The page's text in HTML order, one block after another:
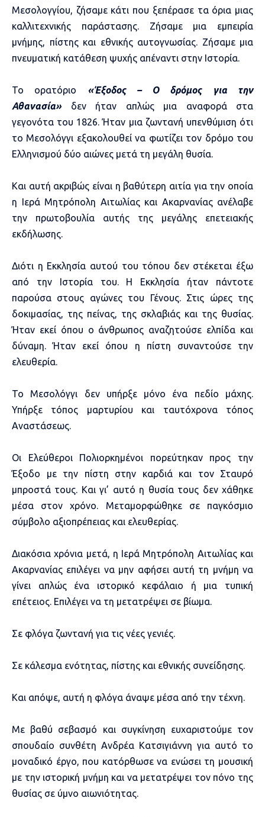
Μεσολογγίου, ζήσαμε κάτι που ξεπέρασε τα όρια μιας
καλλιτεχνικής παράστασης. Ζήσαμε μια εμπειρία
μνήμης, πίστης και εθνικής αυτογνωσίας. Ζήσαμε μια
πνευματική κατάθεση ψυχής απέναντι στην Ιστορία.
Το ορατόριο «Έξοδος – Ο δρόμος για την
Αθανασία»δεν ήταν απλώς μια αναφορά στα
γεγονότα του 1826. Ήταν μια ζωντανή υπενθύμιση ότι
το Μεσολόγγι εξακολουθεί να φωτίζει τον δρόμο του
Ελληνισμού δύο αιώνες μετά τη μεγάλη θυσία.
Και αυτή ακριβώς είναι η βαθύτερη αιτία για την οποία
η Ιερά Μητρόπολη Αιτωλίας και Ακαρνανίας ανέλαβε
την πρωτοβουλία αυτής της μεγάλης επετειακής
εκδήλωσης.
Διότι η Εκκλησία αυτού του τόπου δεν στέκεται έξω
από την Ιστορία του. Η Εκκλησία ήταν πάντοτε
παρούσα στους αγώνες του Γένους. Στις ώρες της
δοκιμασίας, της πείνας, της σκλαβιάς και της θυσίας.
Ήταν εκεί όπου ο άνθρωπος αναζητούσε ελπίδα και
δύναμη. Ήταν εκεί όπου η πίστη συναντούσε την
ελευθερία.
Το Μεσολόγγι δεν υπήρξε μόνο ένα πεδίο μάχης.
Υπήρξε τόπος μαρτυρίου και ταυτόχρονα τόπος
Αναστάσεως.
Οι Ελεύθεροι Πολιορκημένοι πορεύτηκαν προς την
Έξοδο με την πίστη στην καρδιά και τον Σταυρό
μπροστά τους. Και γι’ αυτό η θυσία τους δεν χάθηκε
μέσα στον χρόνο. Μεταμορφώθηκε σε παγκόσμιο
σύμβολο αξιοπρέπειας και ελευθερίας.
Διακόσια χρόνια μετά, η Ιερά Μητρόπολη Αιτωλίας και
Ακαρνανίας επιλέγει να μην αφήσει αυτή τη μνήμη να
γίνει απλώς ένα ιστορικό κεφάλαιο ή μια τυπική
επέτειος. Επιλέγει να τη μετατρέψει σε βίωμα.
Σε φλόγα ζωντανή για τις νέες γενιές.
Σε κάλεσμα ενότητας, πίστης και εθνικής συνείδησης.
Και απόψε, αυτή η φλόγα άναψε μέσα από την τέχνη.
Με βαθύ σεβασμό και συγκίνηση ευχαριστούμε τον
σπουδαίο συνθέτη Ανδρέα Κατσιγιάννη για αυτό το
μοναδικό έργο, που κατόρθωσε να ενώσει τη μουσική
με την ιστορική μνήμη και να μετατρέψει τον πόνο της
θυσίας σε ύμνο αιωνιότητας.